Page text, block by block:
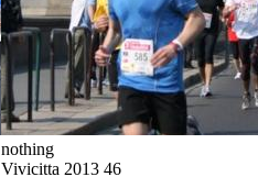
nothing
Vivicitta 2013 46